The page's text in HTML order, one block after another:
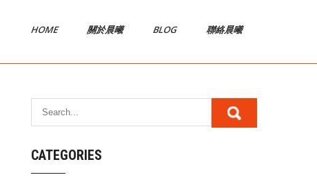
HOME 關於晨曦 BLOG 聯絡晨曦
CATEGORIES